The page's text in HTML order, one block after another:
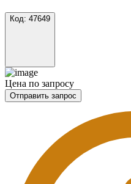
Код: 47649
Цена по запросу
Отправить запрос